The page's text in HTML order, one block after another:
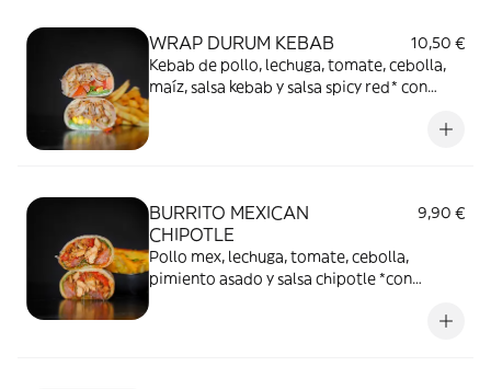
WRAP DURUM KEBAB
10,50 €
Kebab de pollo, lechuga, tomate, cebolla,
maíz, salsa kebab y salsa spicy red* con
BURRITO MEXICAN
CHIPOTLE
9,90 €
Pollo mex, lechuga, tomate, cebolla,
pimiento asado y salsa chipotle *con